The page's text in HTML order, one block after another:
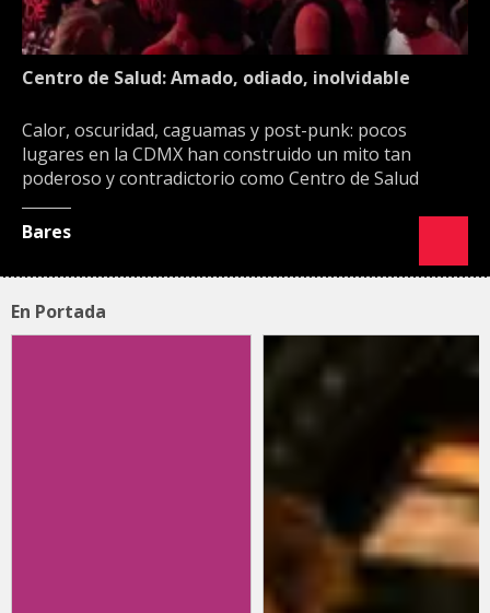
Centro de Salud: Amado, odiado, inolvidable
Calor, oscuridad, caguamas y post-punk: pocos
lugares en la CDMX han construido un mito tan
poderoso y contradictorio como Centro de Salud
Bares
En Portada